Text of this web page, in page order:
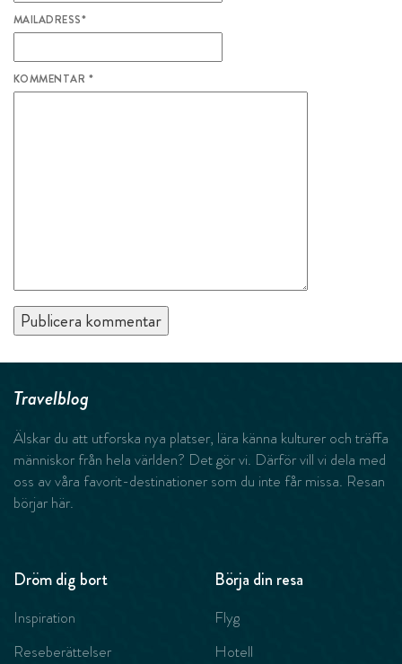
MAILADRESS*
KOMMENTAR *
Travelblog
Älskar du att utforska nya platser, lära känna kulturer och träffa
människor från hela världen? Det gör vi. Därför vill vi dela med
oss av våra favorit-destinationer som du inte får missa. Resan
börjar här.
Dröm dig bort
Inspiration
Reseberättelser
Börja din resa
Flyg
Hotell